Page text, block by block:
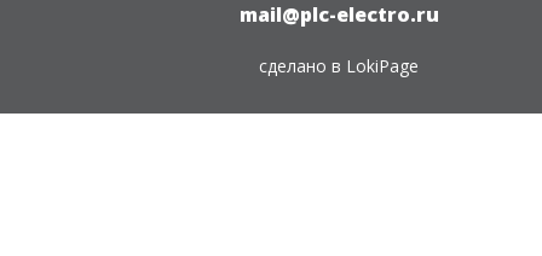
mail@plc-electro.ru
сделано в LokiPage